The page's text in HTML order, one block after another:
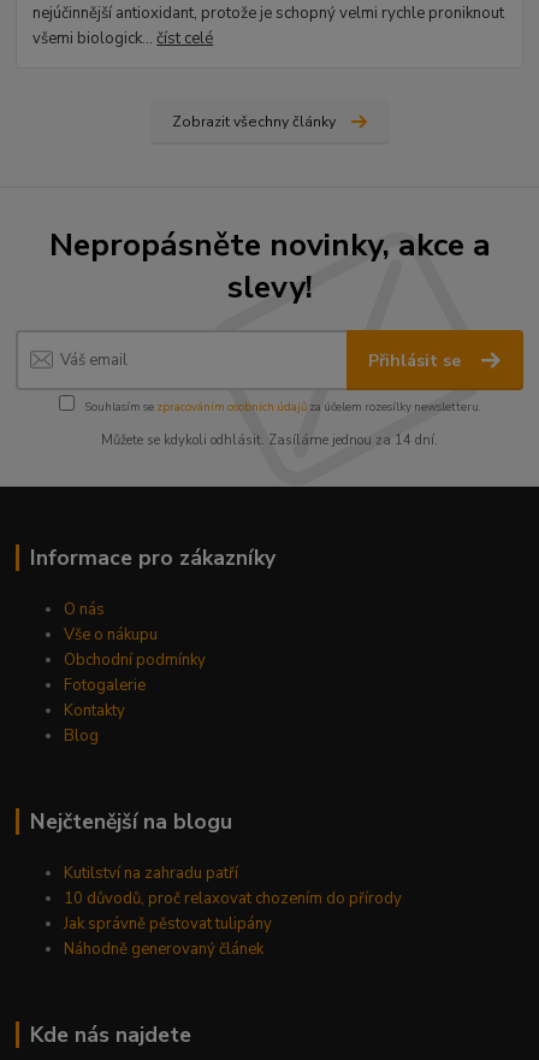
nejúčinnější antioxidant, protože je schopný velmi rychle proniknout
všemi biologick...číst celé
Zobrazit všechny články
Nepropásněte novinky, akce a
slevy!
Přihlásit se
Souhlasím se zpracováním osobních údajůza účelem rozesílky newsletteru.
Můžete se kdykoli odhlásit. Zasíláme jednou za 14 dní.
Informace pro zákazníky
O nás
Vše o nákupu
Obchodní podmínky
Fotogalerie
Kontakty
Blog
Nejčtenější na blogu
Kutilství na zahradu patří
10 důvodů, proč relaxovat chozením do přírody
Jak správně pěstovat tulipány
Náhodně generovaný článek
Kde nás najdete